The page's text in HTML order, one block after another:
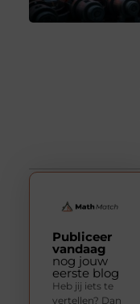
Publiceer
vandaag
nog jouw
eerste blog
Heb jij iets te
vertellen? Dan